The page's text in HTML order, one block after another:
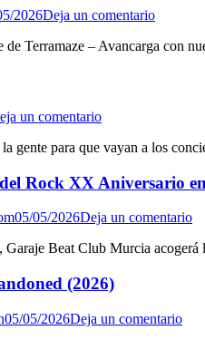
2026Deja un comentario
Terramaze – Avancarga con
un comentario
gente para que vayan a los
del Rock XX Aniversario
05/05/2026Deja un comentario
Beat Club Murcia
(2026)
05/05/2026Deja un comentario